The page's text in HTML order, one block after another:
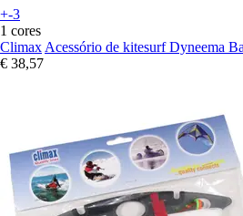
+-3
1 cores
Climax Acessório de kitesurf Dyneema
€ 38,57